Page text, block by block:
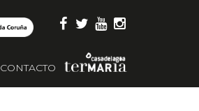
CONTACTO